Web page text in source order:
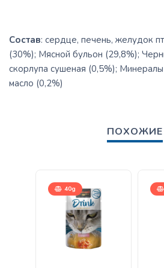
Состав: cердце, печень, желудок
(30%); Мясной бульон (29,8%);
скорлупа сушеная (0,5%);
масло (0,2%)
ПОХОЖИЕ
40g